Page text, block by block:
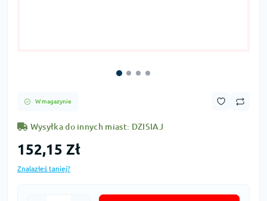
W magazynie
Wysyłka do innych miast: DZISIAJ
152,15 Zł
Znalazłeś taniej?